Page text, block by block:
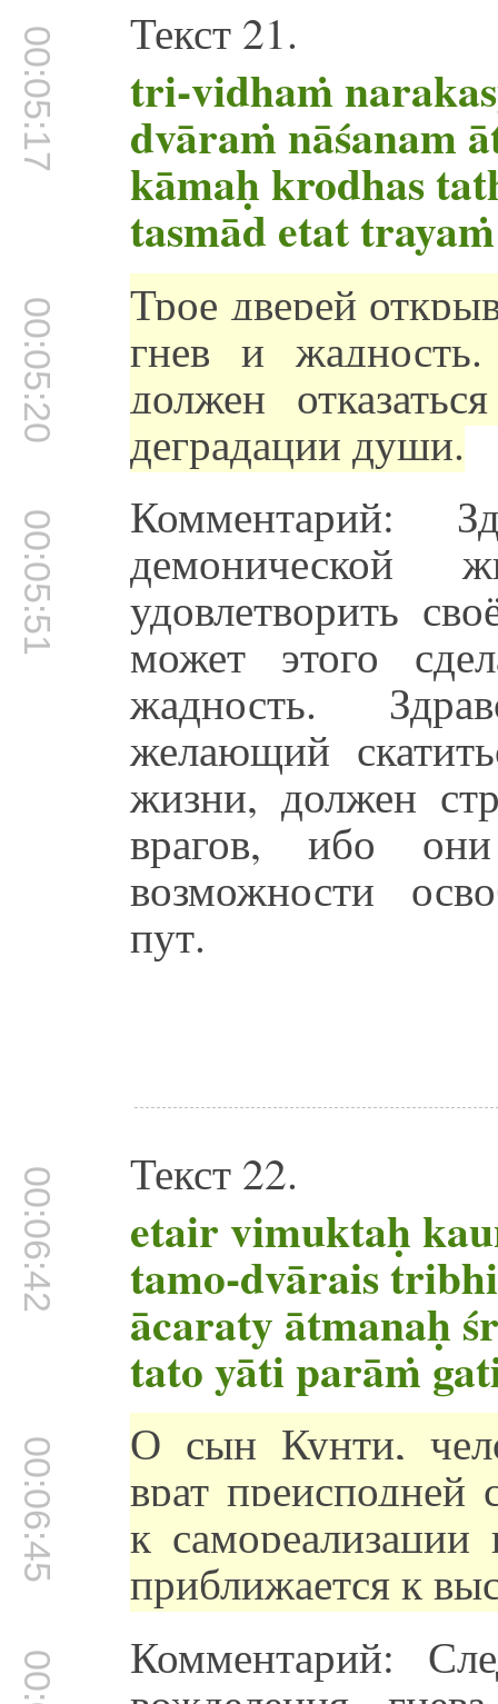
00:05:17 Текст 21.
tri-vidhaṁ
dvāraṁ nāśanam
kāmaḥ krodhas
tasmād etat
00:05:20 Трое дверей
гнев и
должен
деградации души.
00:05:51 Комментарий:
демонической
удовлетворить
может этого
жадность.
желающий
жизни, должен
врагов, ибо
возможности
пут.
00:06:42 Текст 22.
etair vimuktaḥ
tamo-dvārais
ācaraty ātmanaḥ
tato yāti parāṁ
00:06:45 О сын Кунти,
врат преисподней
к
приближается к
Комментарий: